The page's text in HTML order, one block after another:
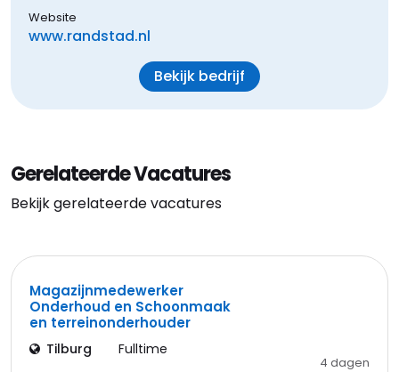
Website
www.randstad.nl
Bekijk bedrijf
Gerelateerde Vacatures
Bekijk gerelateerde vacatures
Magazijnmedewerker
Onderhoud en Schoonmaak
en terreinonderhouder
Tilburg Fulltime
4 dagen